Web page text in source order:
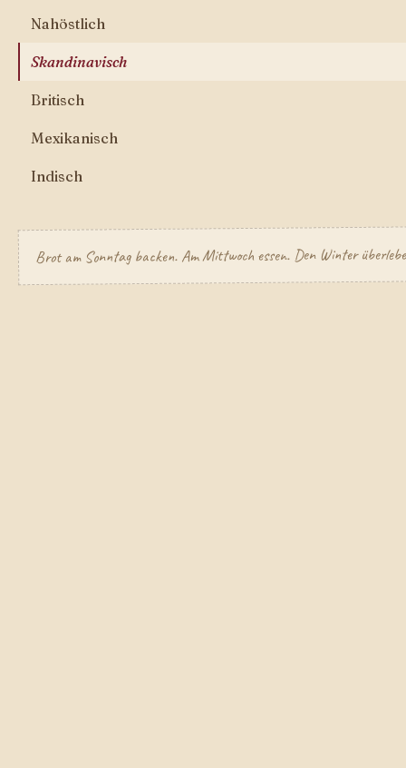
Nahöstlich
Skandinavisch
Britisch
Mexikanisch
Indisch
Brot am Sonntag backen. Am Mittwoch essen. Den Winter